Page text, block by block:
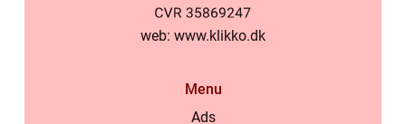
web: www.klikko.dk
Menu
Ads